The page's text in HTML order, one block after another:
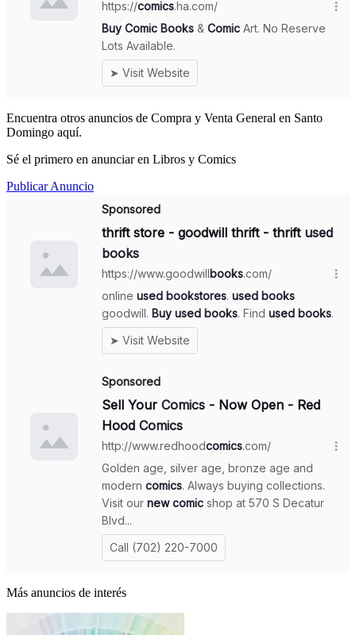
Encuentra otros anuncios de Compra y Venta General en Santo
Domingo aquí.
Sé el primero en anunciar en Libros y Comics
Publicar Anuncio
Más anuncios de interés